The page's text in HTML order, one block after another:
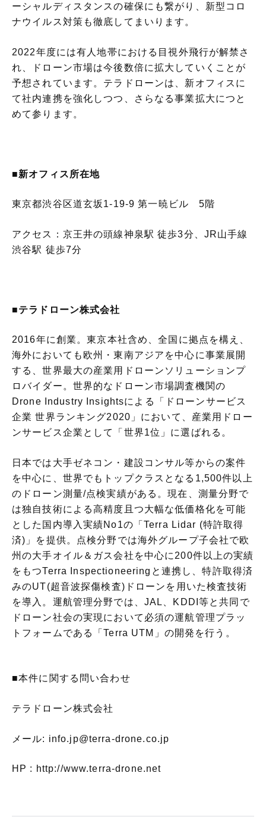
ーシャルディスタンスの確保にも繋がり、新型コロ
ナウイルス対策も徹底してまいります。
2022年度には有人地帯における目視外飛行が解禁さ
れ、ドローン市場は今後数倍に拡大していくことが
予想されています。テラドローンは、新オフィスに
て社内連携を強化しつつ、さらなる事業拡大につと
めて参ります。
■新オフィス所在地
東京都渋谷区道玄坂1-19-9 第一暁ビル 5階
アクセス：京王井の頭線神泉駅 徒歩3分、JR山手線
渋谷駅 徒歩7分
■テラドローン株式会社
2016年に創業。東京本社含め、全国に拠点を構え、
海外においても欧州・東南アジアを中心に事業展開
する、世界最大の産業用ドローンソリューションプ
ロバイダー。世界的なドローン市場調査機関の
Drone Industry Insightsによる「ドローンサービス
企業 世界ランキング2020」において、産業用ドロー
ンサービス企業として「世界1位」に選ばれる。
日本では大手ゼネコン・建設コンサル等からの案件
を中心に、世界でもトップクラスとなる1,500件以上
のドローン測量/点検実績がある。現在、測量分野で
は独自技術による高精度且つ大幅な低価格化を可能
とした国内導入実績No1の「Terra Lidar (特許取得
済)」を提供。点検分野では海外グループ子会社で欧
州の大手オイル＆ガス会社を中心に200件以上の実績
をもつTerra Inspectioneeringと連携し、特許取得済
みのUT(超音波探傷検査)ドローンを用いた検査技術
を導入。運航管理分野では、JAL、KDDI等と共同で
ドローン社会の実現において必須の運航管理プラッ
トフォームである「Terra UTM」の開発を行う。
■本件に関する問い合わせ
テラドローン株式会社
メール: info.jp@terra-drone.co.jp
HP : http://www.terra-drone.net